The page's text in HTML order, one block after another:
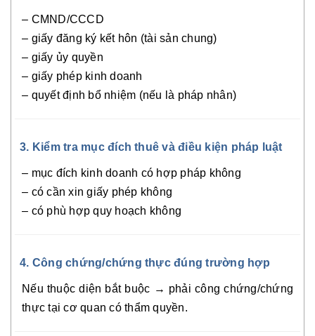
– CMND/CCCD
– giấy đăng ký kết hôn (tài sản chung)
– giấy ủy quyền
– giấy phép kinh doanh
– quyết định bổ nhiệm (nếu là pháp nhân)
3. Kiểm tra mục đích thuê và điều kiện pháp luật
– mục đích kinh doanh có hợp pháp không
– có cần xin giấy phép không
– có phù hợp quy hoạch không
4. Công chứng/chứng thực đúng trường hợp
Nếu thuộc diện bắt buộc → phải công chứng/chứng
thực tại cơ quan có thẩm quyền.